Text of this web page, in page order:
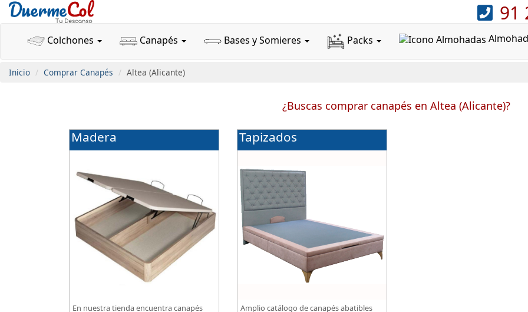
91
Colchones Canapés Bases y Somieres Packs
Inicio Comprar Canapés Altea (Alicante)
¿Buscas comprar canapés en Altea (Alicante)?
Madera
En nuestra tienda encuentra canapés
Tapizados
Amplio catálogo de canapés abatibles